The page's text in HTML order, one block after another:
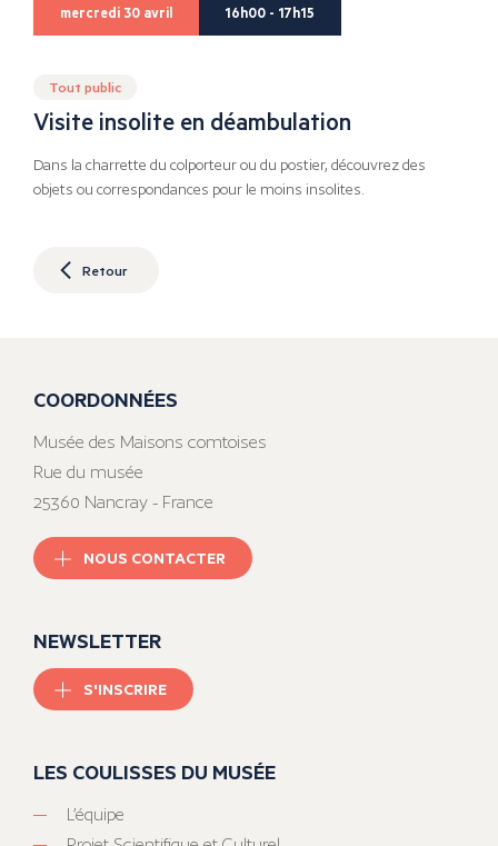
mercredi 30 avril 16h00 - 17h15
Tout public
Visite insolite en déambulation
Dans la charrette du colporteur ou du postier, découvrez des
objets ou correspondances pour le moins insolites.
Retour
COORDONNÉES
Musée des Maisons comtoises
Rue du musée
25360 Nancray - France
NOUS CONTACTER
NEWSLETTER
S'INSCRIRE
LES COULISSES DU MUSÉE
L’équipe